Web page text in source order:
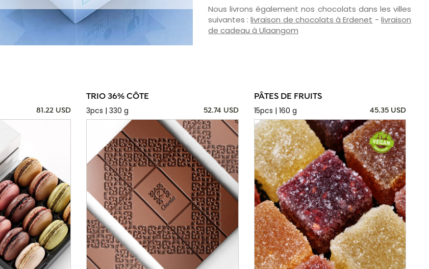
Nous livrons également nos chocolats dans les villes
suivantes :livraison de chocolats à Erdenet - livraison
de cadeau à Ulaangom
81.22 USD
TRIO 36% CÔTE
3pcs | 330 g
52.74 USD
PÂTES DE FRUITS
15pcs | 160 g
45.35 USD